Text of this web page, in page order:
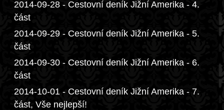
2014-09-28 - Cestovní deník Jižní Amerika - 4.
část
2014-09-29 - Cestovní deník Jižní Amerika - 5.
část
2014-09-30 - Cestovní deník Jižní Amerika - 6.
část
2014-10-01 - Cestovní deník Jižní Amerika - 7.
část, Vše nejlepší!